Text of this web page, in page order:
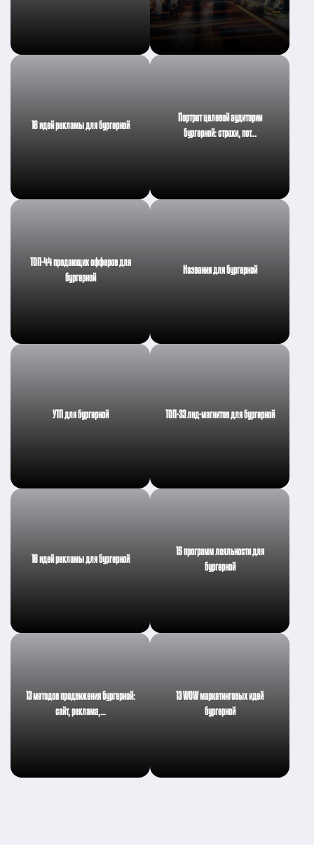
18 идей рекламы для бургерной
Портрет целевой аудитории
бургерной: страхи, пот…
ТОП-44 продающих офферов для
бургерной
Названия для бургерной
УТП для бургерной ТОП-33 лид-магнитов для бургерной
18 идей рекламы для бургерной
15 программ лояльности для
бургерной
13 методов продвижения бургерной:
сайт, реклама,…
13 WOW маркетинговых идей
бургерной